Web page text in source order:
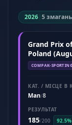
2026|5 змагань
Grand Prix
Poland
COMPAK-
КАТ. / МІСЦЕ В
Man/8
РЕЗУЛЬТАТ
185/200 92.5%